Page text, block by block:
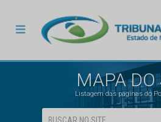
MAPA DO
Listagem das páginas do